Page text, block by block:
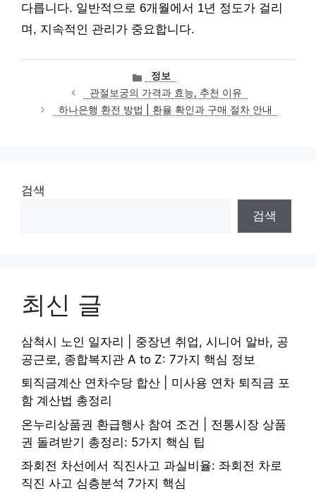
다릅니다. 일반적으로 6개월에서 1년 정도가 걸리
며, 지속적인 관리가 중요합니다.
카
테
고
리
정보
관절보궁의 가격과 효능, 추천 이유
하나은행 환전 방법 | 환율 확인과 구매 절차 안내
검색
검색
최신 글
삼척시 노인 일자리 | 중장년 취업, 시니어 알바, 공
공근로, 종합복지관 A to Z: 7가지 핵심 정보
퇴직금계산 연차수당 합산 | 미사용 연차 퇴직금 포
함 계산법 총정리
온누리상품권 환급행사 참여 조건 | 전통시장 상품
권 돌려받기 총정리: 5가지 핵심 팁
좌회전 차선에서 직진사고 과실비율: 좌회전 차로
직진 사고 심층분석 7가지 핵심